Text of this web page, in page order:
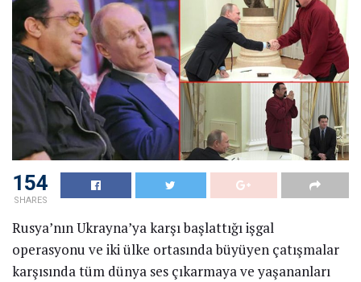
154
SHARES
Rusya’nın Ukrayna’ya karşı başlattığı işgal
operasyonu ve iki ülke ortasında büyüyen çatışmalar
karşısında tüm dünya ses çıkarmaya ve yaşananları